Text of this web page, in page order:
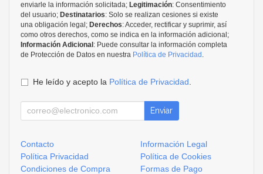
enviarle la información solicitada; Legitimación: Consentimiento
del usuario; Destinatarios: Solo se realizan cesiones si existe
una obligación legal; Derechos: Acceder, rectificar y suprimir, así
como otros derechos, como se indica en la información adicional;
Información Adicional : Puede consultar la información completa
de Protección de Datos en nuestra Política de Privacidad
He leído y acepto la Política de Privacidad
Enviar
Contacto
Información Legal
Política Privacidad
Política de Cookies
Condiciones de Compra
Formas de Pago